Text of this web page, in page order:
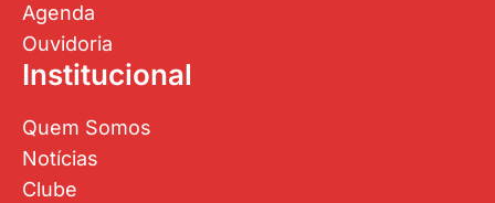
Agenda
Ouvidoria
Institucional
Quem Somos
Notícias
Clube